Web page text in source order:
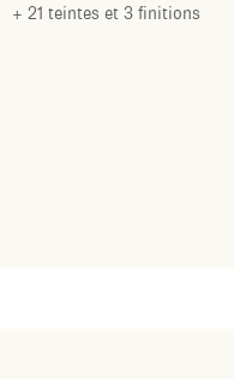
+ 21 teintes et 3 finitions